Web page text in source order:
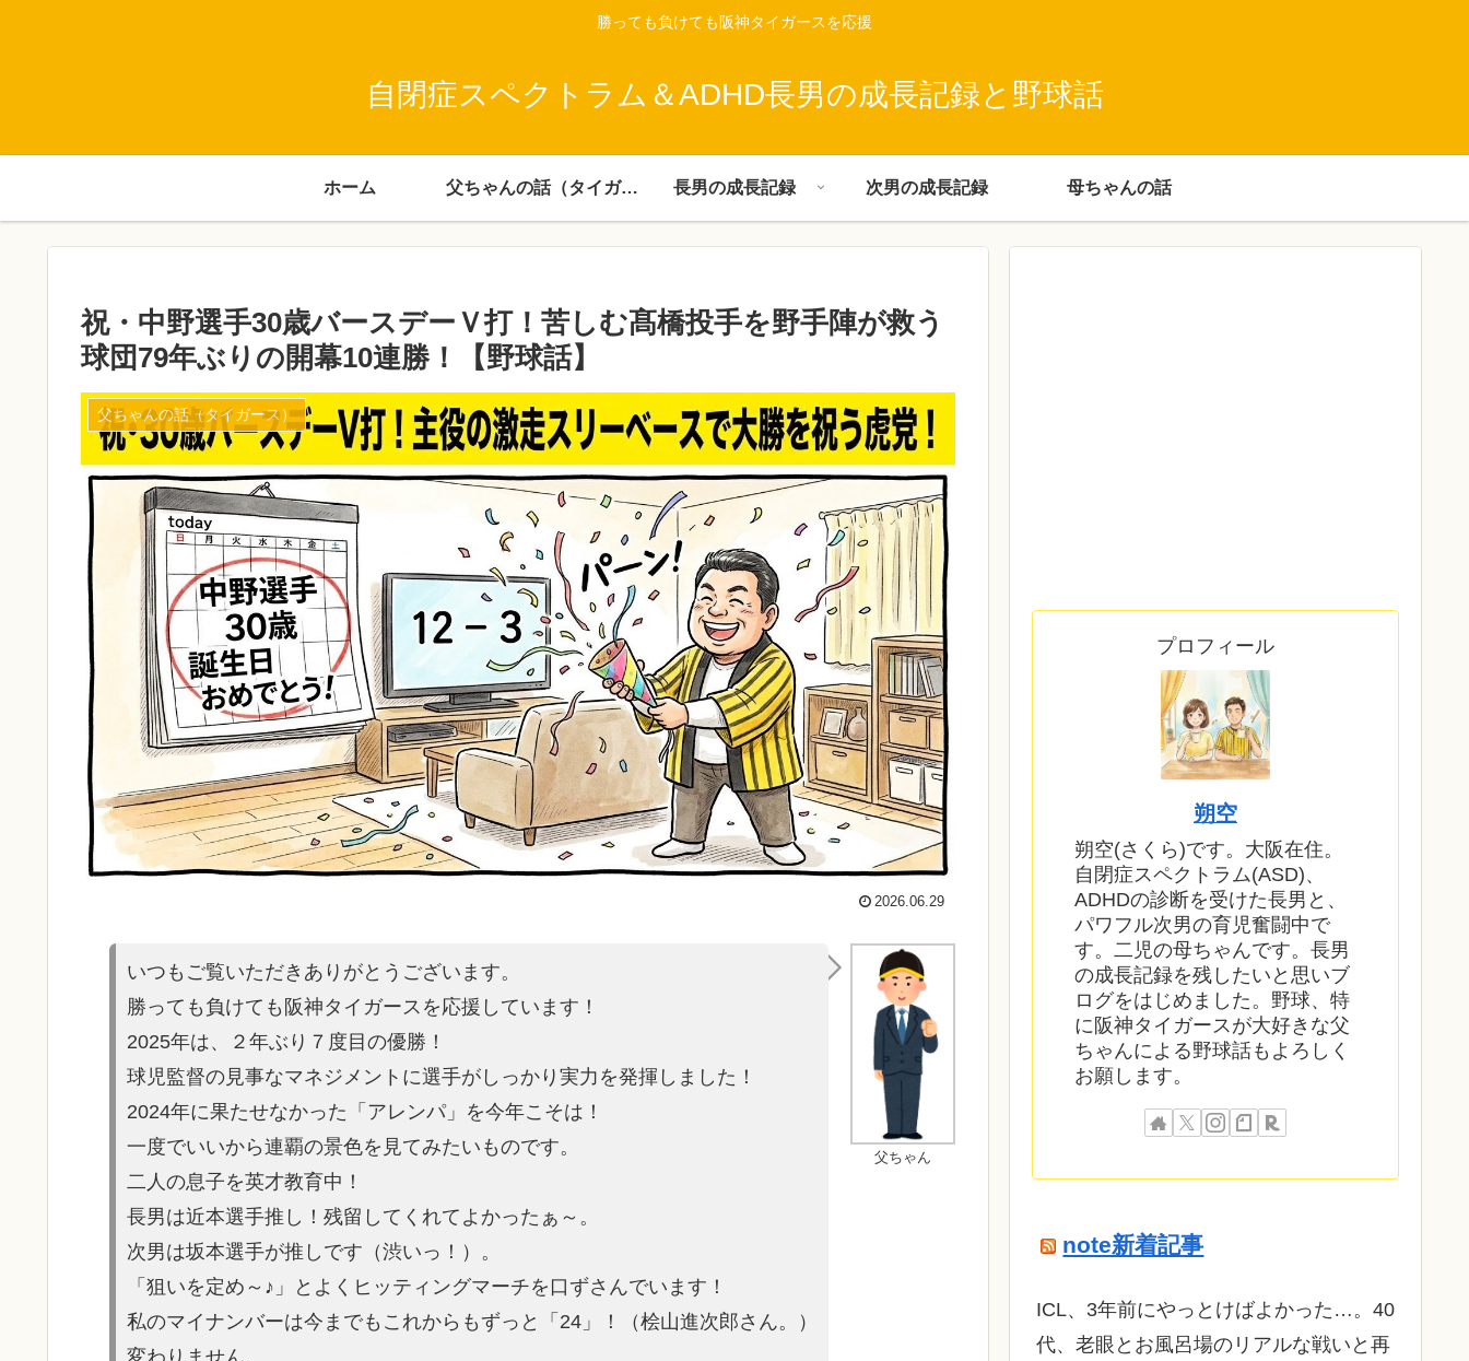
勝っても負けても阪神タイガースを応援
自閉症スペクトラム＆ADHD長男の成長記録と野球話
ホーム 父ちゃんの話（タイガース） 長男の成長記録 次男の成長記録 母ちゃんの話
​祝・中野選手30歳バースデーＶ打！苦しむ髙橋投手を野手陣が救う
球団79年ぶりの開幕10連勝！【野球話】
父ちゃんの話（タイガース）
2026.06.29
父ちゃん
いつもご覧いただきありがとうございます。
勝っても負けても阪神タイガースを応援しています！
2025年は、２年ぶり７度目の優勝！
球児監督の見事なマネジメントに選手がしっかり実力を発揮しました！
2024年に果たせなかった「アレンパ」を今年こそは！
一度でいいから連覇の景色を見てみたいものです。
二人の息子を英才教育中！
長男は近本選手推し！残留してくれてよかったぁ～。
次男は坂本選手が推しです（渋いっ！）。
「狙いを定め～♪」とよくヒッティングマーチを口ずさんでいます！
私のマイナンバーは今までもこれからもずっと「24」！（桧山進次郎さん。）
プロフィール
朔空
朔空(さくら)です。大阪在住。
自閉症スペクトラム(ASD)、
ADHDの診断を受けた長男と、
パワフル次男の育児奮闘中で
す。二児の母ちゃんです。長男
の成長記録を残したいと思いブ
ログをはじめました。野球、特
に阪神タイガースが大好きな父
ちゃんによる野球話もよろしく
お願します。
note新着記事
ICL、3年前にやっとけばよかった…。40
代、老眼とお風呂場のリアルな戦いと再